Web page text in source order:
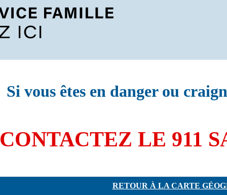
Si vous êtes en danger ou
CONTACTEZ LE 911
RETOUR À LA CARTE